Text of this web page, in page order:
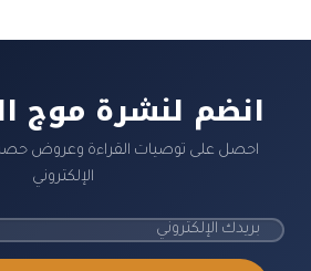
انضم لنشرة موج
احصل على توصيات القراءة وعروض
الإلكتروني